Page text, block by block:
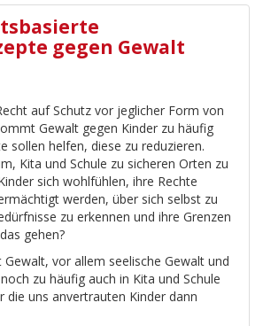
gegen Gewalt
auf Schutz vor jeglicher Form von
Gewalt gegen Kinder zu häufig
sollen helfen, diese zu reduzieren.
Kita und Schule zu sicheren Orten zu
sich wohlfühlen, ihre Rechte
werden, über sich selbst zu
zu erkennen und ihre Grenzen
gehen?
vor allem seelische Gewalt und
zu häufig auch in Kita und Schule
die uns anvertrauten Kinder dann